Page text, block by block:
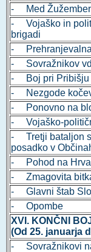
- Med
- Vojaško in
brigadi
- Prehranjevalna
- Sovražnikov
- Boj pri Pribišju
- Nezgode
- Ponovno na
- Vojaško-
- Tretji bataljon
posadko v
- Pohod na
- Zmagovita
- Glavni štab
- Opombe
XVI. KONČNI
(Od 25. januarja
- Sovražnikovi